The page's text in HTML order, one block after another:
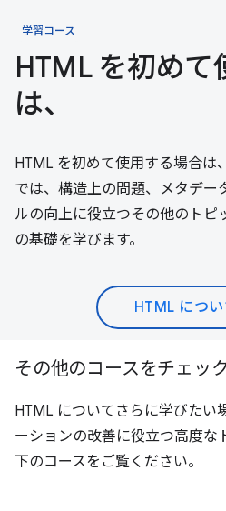
学習コース
HTML を初め
は、
HTML を初めて使用する場合は
では、構造上の問題、メタデー
ルの向上に役立つその他のトピ
の基礎を学びます。
HTML につ
その他のコースをチェッ
HTML についてさらに学びたい
ーションの改善に役立つ高度な
下のコースをご覧ください。